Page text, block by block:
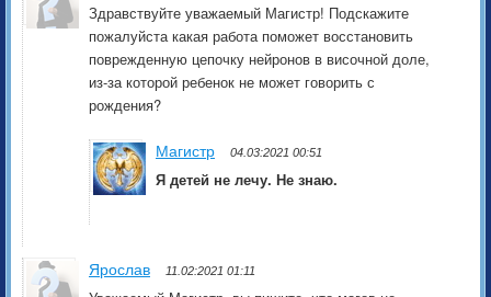
Здравствуйте уважаемый Магистр! Подскажите
пожалуйста какая работа поможет восстановить
поврежденную цепочку нейронов в височной доле,
из-за которой ребенок не может говорить с
рождения?
Магистр 04.03:2021 00:51
Я детей не лечу. Не знаю.
Ярослав 11.02:2021 01:11